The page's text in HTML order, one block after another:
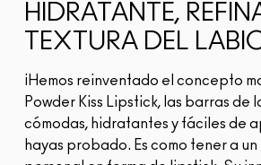
HIDRATANTE,
TEXTURA DEL
¡Hemos reinventado el concepto
Powder Kiss Lipstick, las barras de
cómodas, hidratantes y fáciles de
hayas probado. Es como tener a